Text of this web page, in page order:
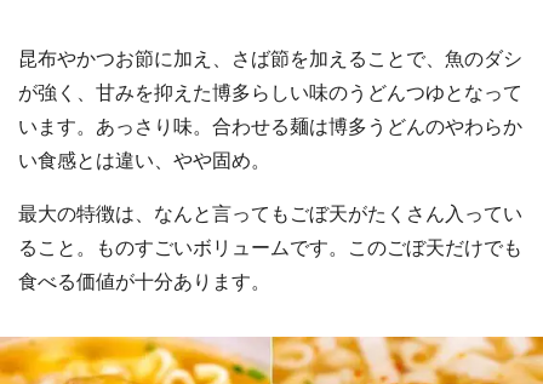
昆布やかつお節に加え、さば節を加えることで、魚のダシ
が強く、甘みを抑えた博多らしい味のうどんつゆとなって
います。あっさり味。合わせる麺は博多うどんのやわらか
い食感とは違い、やや固め。
最大の特徴は、なんと言ってもごぼ天がたくさん入ってい
ること。ものすごいボリュームです。このごぼ天だけでも
食べる価値が十分あります。